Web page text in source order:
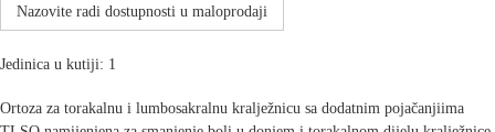
Nazovite radi dostupnosti u maloprodaji
Jedinica u kutiji: 1
Ortoza za torakalnu i lumbosakralnu kralježnicu sa dodatnim pojačanjiima